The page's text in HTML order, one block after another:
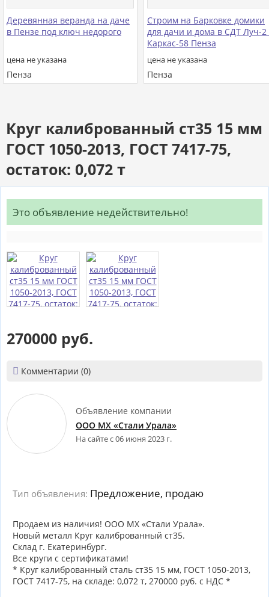
Деревянная веранда на даче
в Пензе под ключ недорого
цена не указана
Пенза
Строим на Барковке домики
для дачи и дома в СДТ Луч-2
Каркас-58 Пенза
цена не указана
Пенза
Круг калиброванный ст35 15 мм
ГОСТ 1050-2013, ГОСТ 7417-75,
остаток: 0,072 т
Это объявление недействительно!
270000 руб.
 Комментарии (0)
Объявление компании
ООО МХ «Стали Урала»
На сайте с 06 июня 2023 г.
Тип объявления: Предложение, продаю
Продаем из наличия! ООО МХ «Стали Урала».
Новый металл Круг калиброванный ст35.
Склад г. Екатеринбург.
Все круги с сертификатами!
* Круг калиброванный сталь ст35 15 мм, ГОСТ 1050-2013,
ГОСТ 7417-75, на складе: 0,072 т, 270000 руб. с НДС *